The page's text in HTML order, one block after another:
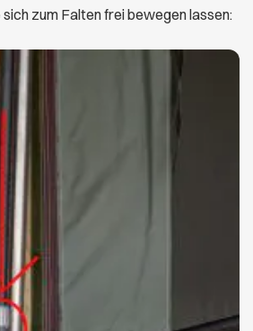
zum Falten frei bewegen lassen: